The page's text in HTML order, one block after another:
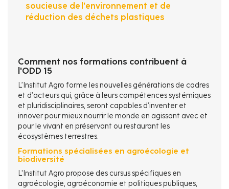
soucieuse de l'environnement et de
réduction des déchets plastiques
Comment nos formations contribuent à
l'ODD 15
L’Institut Agro forme les nouvelles générations de cadres
et d’acteurs qui, grâce à leurs compétences systémiques
et pluridisciplinaires, seront capables d’inventer et
innover pour mieux nourrir le monde en agissant avec et
pour le vivant en préservant ou restaurant les
écosystèmes terrestres.
Formations spécialisées en agroécologie et
biodiversité
L'Institut Agro propose des cursus spécifiques en
agroécologie, agroéconomie et politiques publiques,